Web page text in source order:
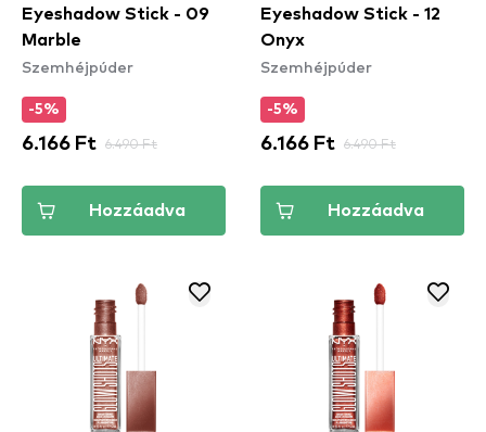
Eyeshadow Stick - 09
Marble
Szemhéjpúder
-5%
6.166 Ft 6.490 Ft
Hozzáadva
Eyeshadow Stick - 12
Onyx
Szemhéjpúder
-5%
6.166 Ft 6.490 Ft
Hozzáadva